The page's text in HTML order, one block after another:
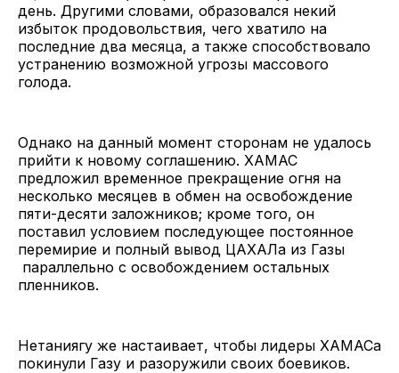
день. Другими словами, образовался некий
избыток продовольствия, чего хватило на
последние два месяца, а также способствовало
устранению возможной угрозы массового
голода.
Однако на данный момент сторонам не удалось
прийти к новому соглашению. ХАМАС
предложил временное прекращение огня на
несколько месяцев в обмен на освобождение
пяти-десяти заложников; кроме того, он
поставил условием последующее постоянное
перемирие и полный вывод ЦАХАЛа из Газы
параллельно с освобождением остальных
пленников.
Нетаниягу же настаивает, чтобы лидеры ХАМАСа
покинули Газу и разоружили своих боевиков.